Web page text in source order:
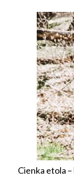
Cienka etola